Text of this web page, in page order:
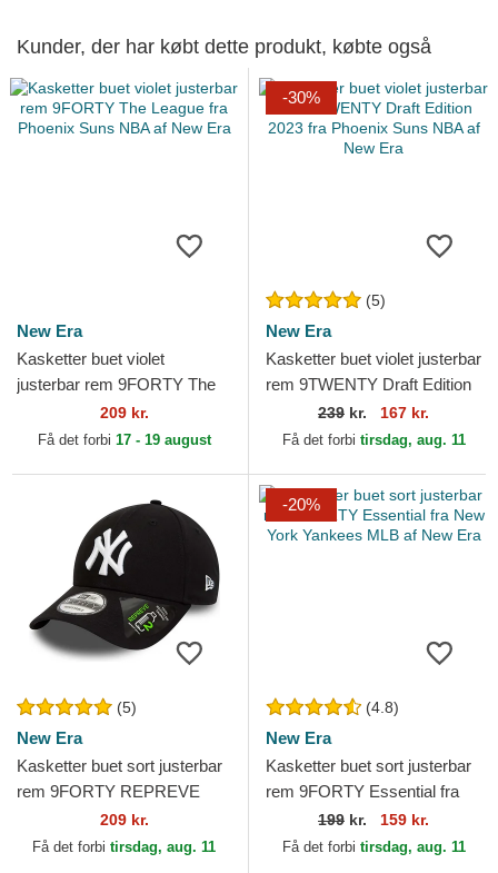
Kunder, der har købt dette produkt, købte også
New Era
Kasketter buet violet
justerbar rem 9FORTY The
League fra Phoenix Suns
NBA af New Era
209 kr.
Få det forbi 17 - 19 august
-30%
(5)
New Era
Kasketter buet violet justerbar
rem 9TWENTY Draft Edition
2023 fra Phoenix Suns NBA
af New Era
239 kr. 167 kr.
Få det forbi tirsdag, aug. 11
(5)
New Era
Kasketter buet sort justerbar
rem 9FORTY REPREVE
League Essential fra New
York Yankees MLB af New...
209 kr.
Få det forbi tirsdag, aug. 11
-20%
(4.8)
New Era
Kasketter buet sort justerbar
rem 9FORTY Essential fra
New York Yankees MLB af
New Era
199 kr. 159 kr.
Få det forbi tirsdag, aug. 11